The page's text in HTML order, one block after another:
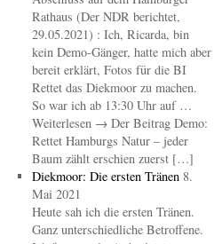
Rathaus (Der NDR berichtet,
29.05.2021) : Ich, Ricarda, bin
kein Demo-Gänger, hatte mich aber
bereit erklärt, Fotos für die BI
Rettet das Diekmoor zu machen.
So war ich ab 13:30 Uhr auf …
Weiterlesen → Der Beitrag Demo:
Rettet Hamburgs Natur – jeder
Baum zählt erschien zuerst […]
Diekmoor: Die ersten Tränen 8.
Mai 2021
Heute sah ich die ersten Tränen.
Ganz unterschiedliche Betroffene.